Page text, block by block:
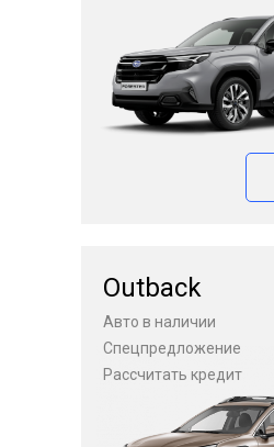
Авто в наличии
Спецпредложение
Рассчитать кредит
Outback